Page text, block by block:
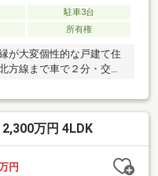
駐車3台
所有権
が大変個性的な戸建て住
方線まで車で２分・交通
万円 4LDK
円